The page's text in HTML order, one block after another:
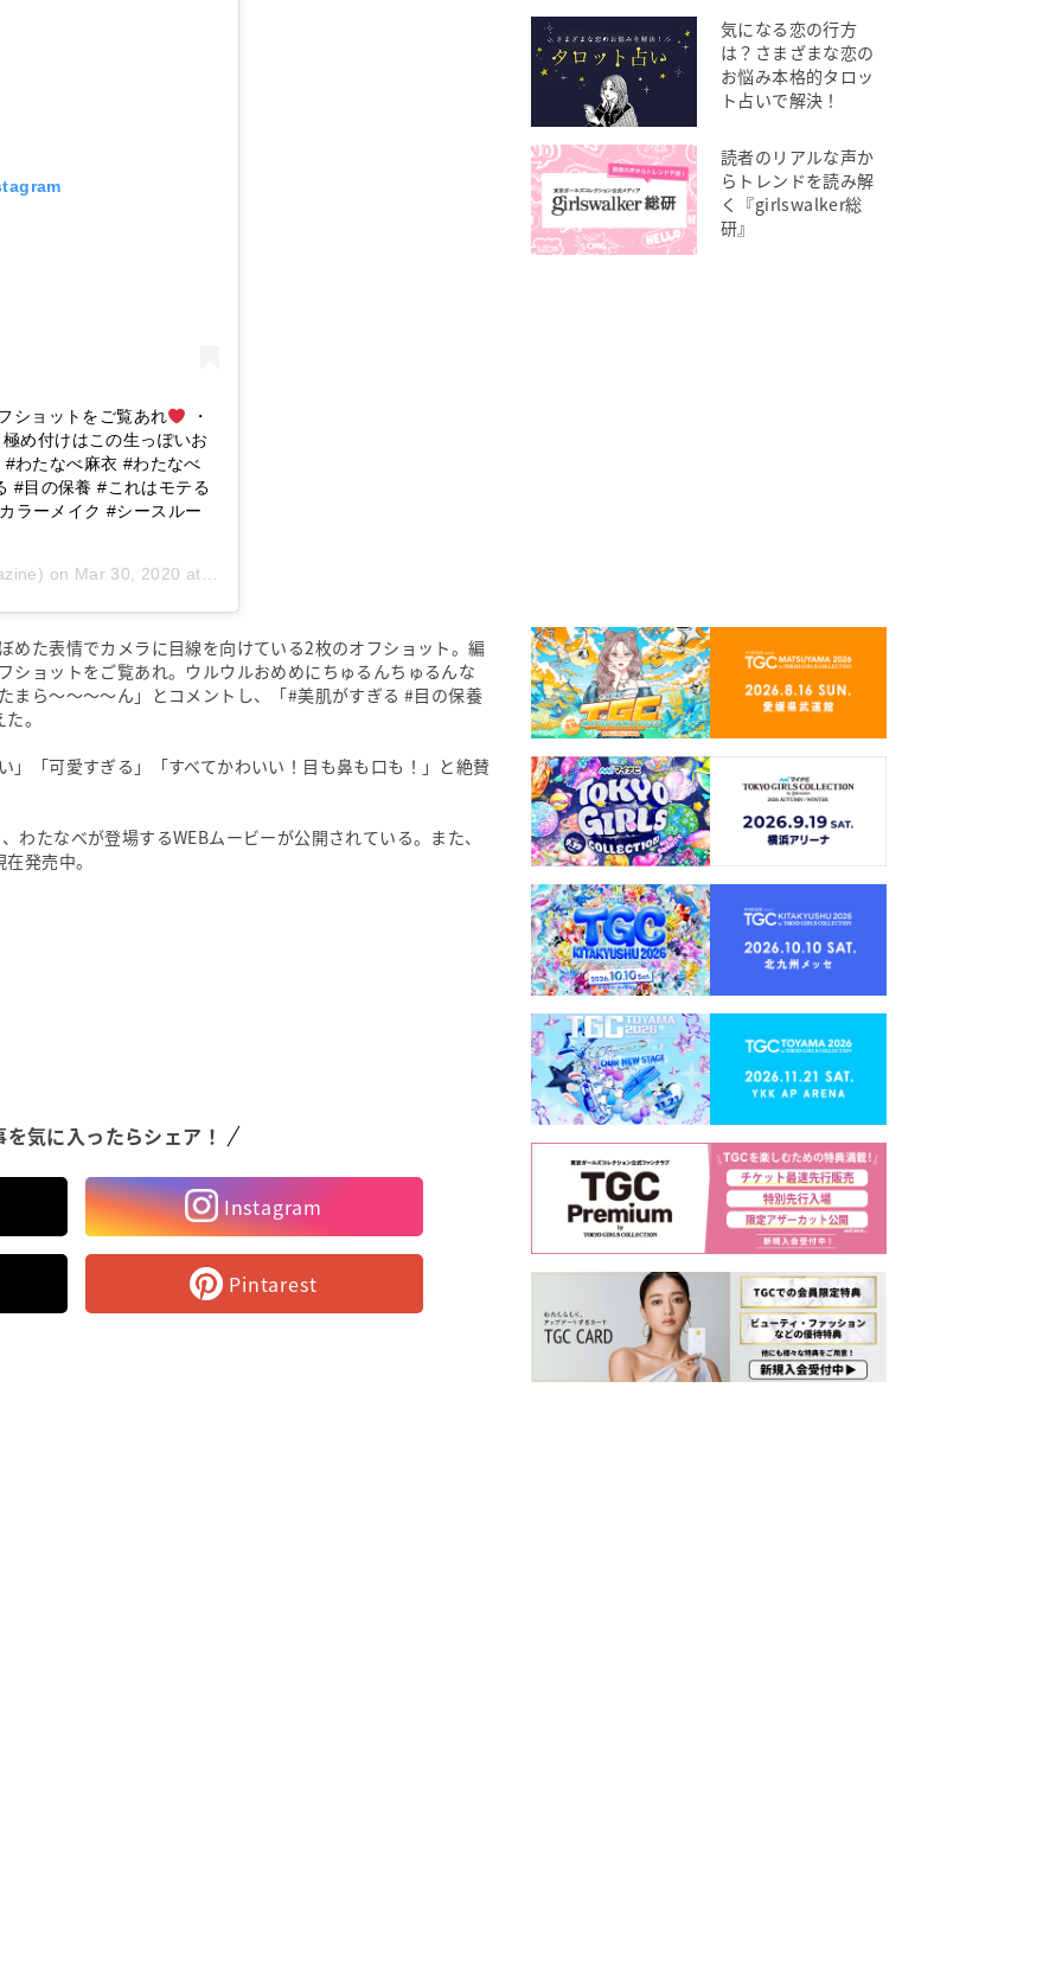
ショットをご覧あれ
・
め付けはこの生っぽいお
わたなべ麻衣 #わたなべ
#目の保養 #これはモテる
ラーメイク #シースルー
on Mar 30, 2020 at 3:51am PDT
めた表情でカメラに目線を向けている2枚のオフショット。編
ショットをご覧あれ。ウルウルおめめにちゅるんちゅるんな
ら～～～～ん」とコメントし、「#美肌がすぎる #目の保養
。
」「可愛すぎる」「すべてかわいい！目も鼻も口も！」と絶賛
わたなべが登場するWEBムービーが公開されている。また、
発売中。
を気に入ったらシェア！
Instagram
Pintarest
気になる恋の行方
は？さまざまな恋の
お悩み本格的タロッ
ト占いで解決！
読者のリアルな声か
らトレンドを読み解
く『girlswalker総
研』